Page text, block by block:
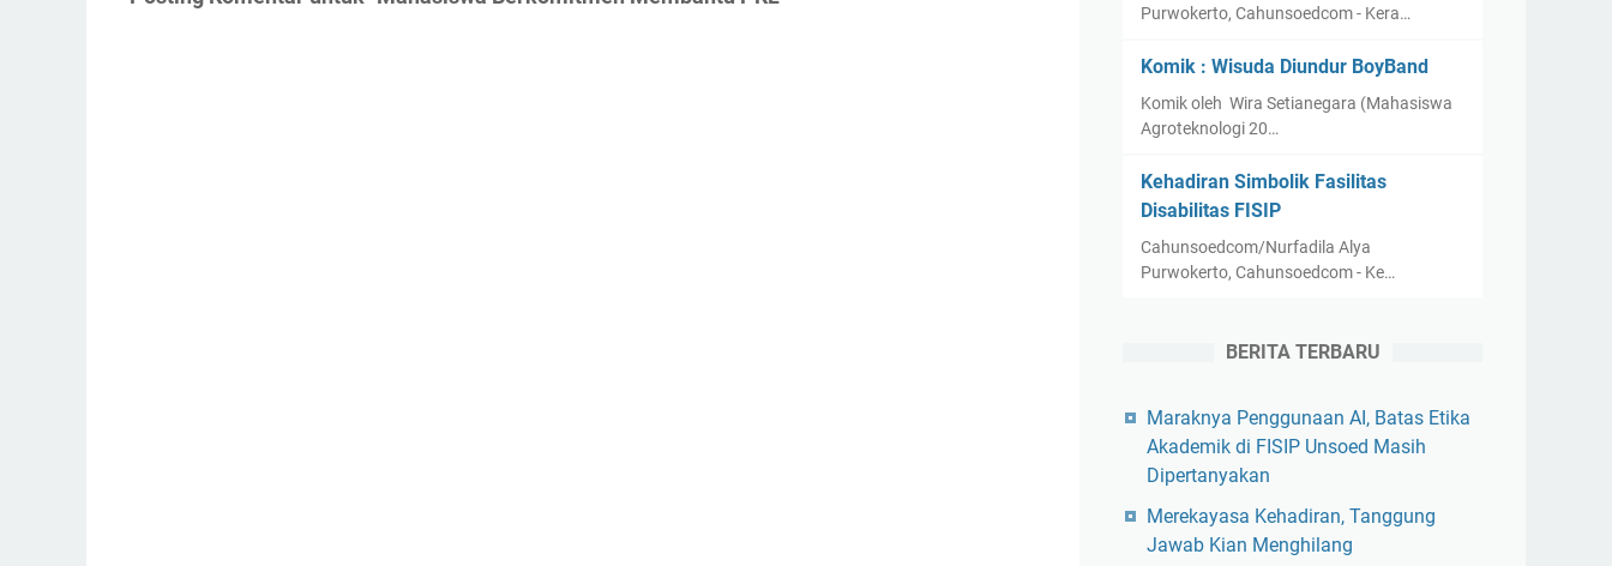
Purwokerto, Cahunsoedcom - Kera…
Komik : Wisuda Diundur BoyBand
Komik oleh Wira Setianegara (Mahasiswa
Agroteknologi 20…
Kehadiran Simbolik Fasilitas
Disabilitas FISIP
Cahunsoedcom/Nurfadila Alya
Purwokerto, Cahunsoedcom - Ke…
BERITA TERBARU
Maraknya Penggunaan AI, Batas Etika
Akademik di FISIP Unsoed Masih
Dipertanyakan
Merekayasa Kehadiran, Tanggung
Jawab Kian Menghilang